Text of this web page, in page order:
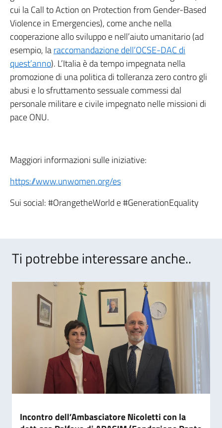
cui la Call to Action on Protection from Gender-Based
Violence in Emergencies), come anche nella
cooperazione allo sviluppo e nell’aiuto umanitario (ad
esempio, laraccomandazione dell’OCSE-DAC di
quest’anno). L’Italia è da tempo impegnata nella
promozione di una politica di tolleranza zero contro gli
abusi e lo sfruttamento sessuale commessi dal
personale militare e civile impegnato nelle missioni di
pace ONU.
Maggiori informazioni sulle iniziative:
https://www.unwomen.org/es
Sui social: #OrangetheWorld e #GenerationEquality
Ti potrebbe interessare anche..
Incontro dell’Ambasciatore Nicoletti con la